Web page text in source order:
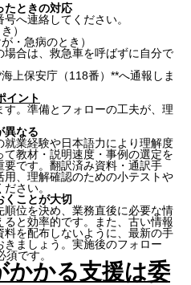
たときの対応
へ連絡してください。
）
・急病のとき）
合は、救急車を呼ばずに自分で
上保安庁（118番）**へ通報しま
イント
。準備とフォローの工夫が、理
異なる
業経験や日本語力により理解度
教材・説明速度・事例の選定を
です。翻訳済み資料・通訳手
、理解確認のための小テストや
さい。
くことが大切
位を決め、業務直後に必要な情
と効率的です。また、古い情報
を配布しないように、最新の手
ましょう。実施後のフォロー
です。
かかる支援は委